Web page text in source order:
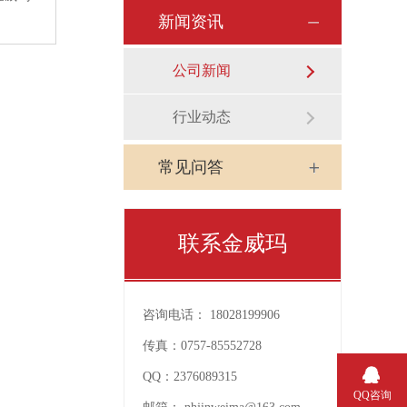
新闻资讯
公司新闻
行业动态
常见问答
联系金威玛
咨询电话： 18028199906
传真： 0757-85552728
QQ： 2376089315
QQ咨询